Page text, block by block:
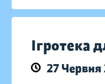
Ігротека
27